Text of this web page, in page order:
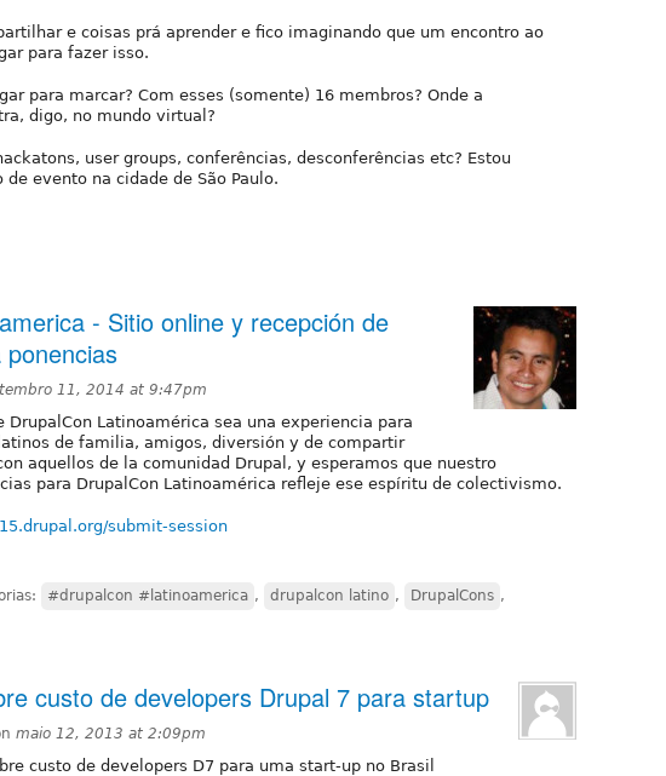
e coisas prá aprender e fico imaginando que um encontro ao
para fazer isso.
para marcar? Com esses (somente) 16 membros? Onde a
digo, no mundo virtual?
user groups, conferências, desconferências etc? Estou
evento na cidade de São Paulo.
- Sitio online y recepción de
11, 2014 at 9:47pm
DrupalCon Latinoamérica sea una experiencia para
de familia, amigos, diversión y de compartir
aquellos de la comunidad Drupal, y esperamos que nuestro
para DrupalCon Latinoamérica refleje ese espíritu de colectivismo.
submit-session
#drupalcon #latinoamerica , drupalcon latino , DrupalCons ,
custo de developers Drupal 7 para startup
maio 12, 2013 at 2:09pm
custo de developers D7 para uma start-up no Brasil